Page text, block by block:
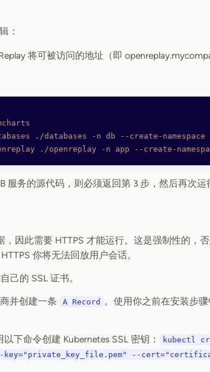
：
将可被访问的地址（即
./databases -n db --create-namespace
./openreplay -n app --create-
服务的源代码，则必须返回第 3 步，然后再次运
，因此需要 HTTPS 才能运行。这是强制性的，
你将无法回放用户会话。
己的 SSL 证书。
并创建一条 A Record 。使用你之前在安装步
下命令创建 Kubernetes SSL 密钥：
kubectl
key="private_key_file.pem" --